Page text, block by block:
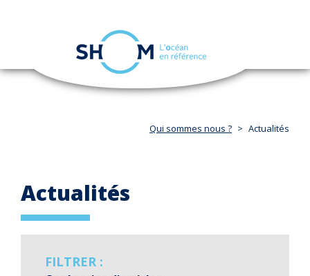
Aller
navigation
Qui sommes nous ? Actualités
Actualités
FILTRER :